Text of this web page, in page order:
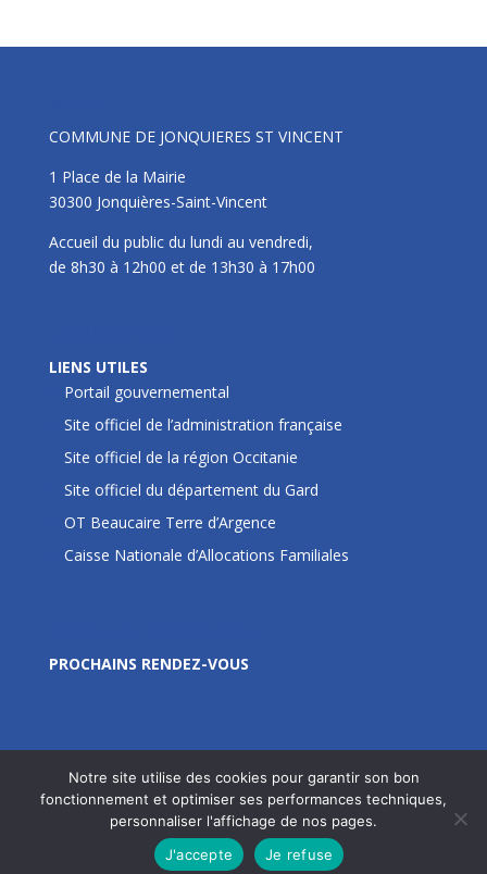
COMMUNE DE JONQUIERES ST VINCENT
1 Place de la Mairie
30300 Jonquières-Saint-Vincent
Accueil du public du lundi au vendredi,
de 8h30 à 12h00 et de 13h30 à 17h00
LIENS UTILES
Portail gouvernemental
Site officiel de l’administration française
Site officiel de la région Occitanie
Site officiel du département du Gard
OT Beaucaire Terre d’Argence
Caisse Nationale d’Allocations Familiales
PROCHAINS RENDEZ-VOUS
Site édité par la Commune de Jonquières Saint Vincent
- © 2020
Notre site utilise des cookies pour garantir son bon
fonctionnement et optimiser ses performances techniques,
personnaliser l'affichage de nos pages.
J'accepte
Je refuse